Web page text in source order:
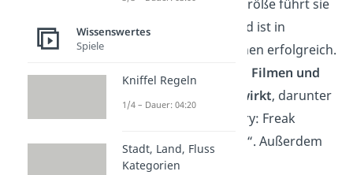
Trotz ihrer geringen
Größe führt sie
einerfülltes Leben
und ist in
verschiedenen Bereichen erfolgreich.
Amge hat in mehreren Filmen und
Fernsehserien mitgewirkt, darunter
„American Horror Story: Freak
Show“ und „Bigg Boss“. Außerdem
ist sie einebeliebte
Wissenswertes
Spiele
Kniffel Regeln
1/4 – Dauer: 04:20
Stadt, Land, Fluss
Kategorien